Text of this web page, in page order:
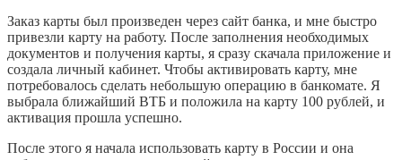
Заказ карты был произведен через сайт банка, и мне быстро
привезли карту на работу. После заполнения необходимых
документов и получения карты, я сразу скачала приложение и
создала личный кабинет. Чтобы активировать карту, мне
потребовалось сделать небольшую операцию в банкомате. Я
выбрала ближайший ВТБ и положила на карту 100 рублей, и
активация прошла успешно.
После этого я начала использовать карту в России и она